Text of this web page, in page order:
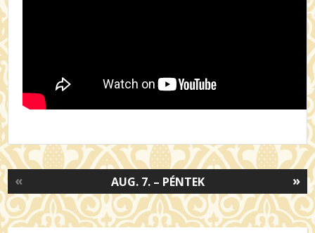
»
AUG. 7. – PÉNTEK
«